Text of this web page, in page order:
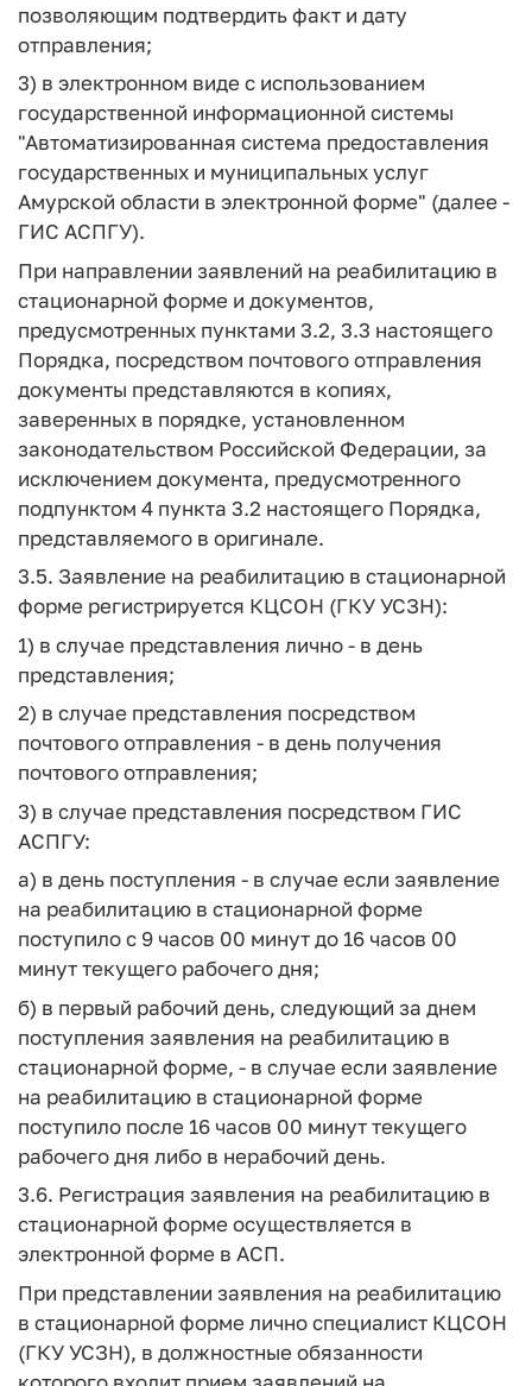
позволяющим подтвердить факт и дату
отправления;
3) в электронном виде с использованием
государственной информационной системы
"Автоматизированная система предоставления
государственных и муниципальных услуг
Амурской области в электронной форме" (далее -
ГИС АСПГУ).
При направлении заявлений на реабилитацию в
стационарной форме и документов,
предусмотренных пунктами 3.2, 3.3 настоящего
Порядка, посредством почтового отправления
документы представляются в копиях,
заверенных в порядке, установленном
законодательством Российской Федерации, за
исключением документа, предусмотренного
подпунктом 4 пункта 3.2 настоящего Порядка,
представляемого в оригинале.
3.5. Заявление на реабилитацию в стационарной
форме регистрируется КЦСОН (ГКУ УСЗН):
1) в случае представления лично - в день
представления;
2) в случае представления посредством
почтового отправления - в день получения
почтового отправления;
3) в случае представления посредством ГИС
АСПГУ:
а) в день поступления - в случае если заявление
на реабилитацию в стационарной форме
поступило с 9 часов 00 минут до 16 часов 00
минут текущего рабочего дня;
б) в первый рабочий день, следующий за днем
поступления заявления на реабилитацию в
стационарной форме, - в случае если заявление
на реабилитацию в стационарной форме
поступило после 16 часов 00 минут текущего
рабочего дня либо в нерабочий день.
3.6. Регистрация заявления на реабилитацию в
стационарной форме осуществляется в
электронной форме в АСП.
При представлении заявления на реабилитацию
в стационарной форме лично специалист КЦСОН
(ГКУ УСЗН), в должностные обязанности